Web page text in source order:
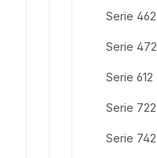
Serie 462
Serie 472
Serie 612
Serie 722
Serie 742